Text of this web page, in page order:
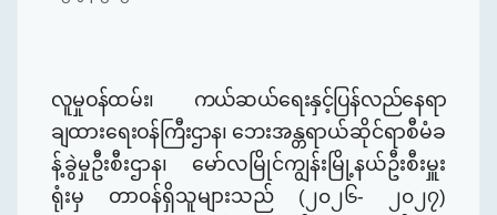
လူမှုဝန်ထမ်း၊ ကယ်ဆယ်​ရေးနှင့်ပြန်လည်​နေရာ
ချထား​ရေးဝန်ကြီးဌာန၊ ဘေးအန္တရာယ်ဆိုင်ရာစီမံခ
န့်ခွဲမှုဦးစီးဌာန၊ မော်လမြိုင်ကျွန်းမြို့နယ်ဦးစီးမှူး
ရုံးမှ တာ၀န်ရှိသူများသည် ( ၂၀၂၆- ၂၀၂၇)